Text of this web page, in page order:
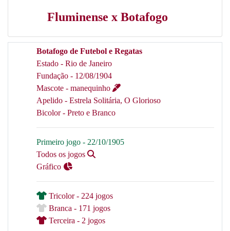
Fluminense x Botafogo
Botafogo de Futebol e Regatas
Estado - Rio de Janeiro
Fundação - 12/08/1904
Mascote - manequinho
Apelido - Estrela Solitária, O Glorioso
Bicolor - Preto e Branco
Primeiro jogo - 22/10/1905
Todos os jogos
Gráfico
Tricolor - 224 jogos
Branca - 171 jogos
Terceira - 2 jogos